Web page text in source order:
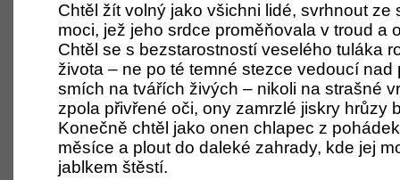
Chtěl žít volný jako všichni lidé, svrhnout
moci, jež jeho srdce proměňovala v troud a
Chtěl se s bezstarostností veselého tuláka
života – ne po té temné stezce vedoucí
smích na tvářích živých – nikoli na strašné
zpola přivřené oči, ony zamrzlé jiskry hrůzy
Konečně chtěl jako onen chlapec z
měsíce a plout do daleké zahrady, kde jej
jablkem štěstí.